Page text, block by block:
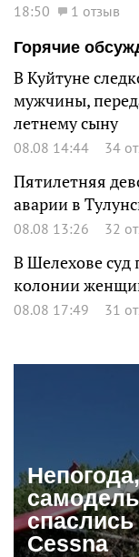
18:50
1 отзыв
Горячие
В Куйтуне
мужчины,
летнему сыну
08.08 14:44 34
Пятилетняя
аварии в
08.08 13:26 32
В Шелехове суд
колонии
08.08 17:49 31
Cessna